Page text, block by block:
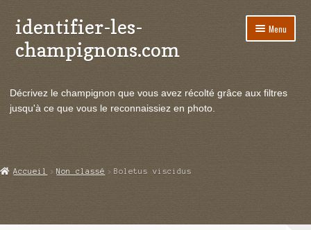
Aller
à
la
Aller
au
contenu
identifier-les-
champignons.com
Menu
le
Actualités
Echanges et contacts
Décrivez le champignon que vous avez récolté grâce aux filtres
jusqu'à ce que vous le reconnaissiez en photo.
Accueil Non classé Boletus viscidus